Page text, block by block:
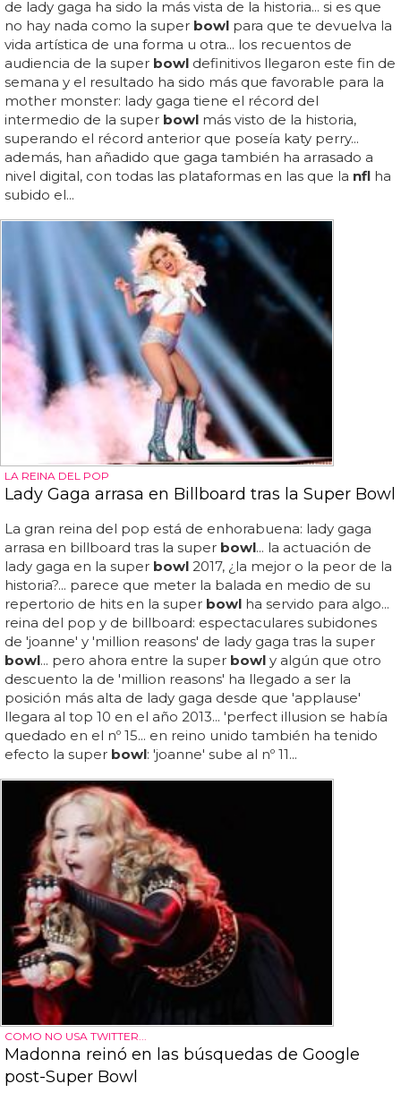
de lady gaga ha sido la más vista de la historia... si es que
no hay nada como la super bowl para que te devuelva la
vida artística de una forma u otra... los recuentos de
audiencia de la super bowl definitivos llegaron este fin de
semana y el resultado ha sido más que favorable para la
mother monster: lady gaga tiene el récord del
intermedio de la super bowl más visto de la historia,
superando el récord anterior que poseía katy perry...
además, han añadido que gaga también ha arrasado a
nivel digital, con todas las plataformas en las que la nfl ha
subido el...
LA REINA DEL POP
Lady Gaga arrasa en Billboard tras la Super Bowl
La gran reina del pop está de enhorabuena: lady gaga
arrasa en billboard tras la super bowl... la actuación de
lady gaga en la super bowl 2017, ¿la mejor o la peor de la
historia?... parece que meter la balada en medio de su
repertorio de hits en la super bowl ha servido para algo...
reina del pop y de billboard: espectaculares subidones
de 'joanne' y 'million reasons' de lady gaga tras la super
bowl... pero ahora entre la super bowl y algún que otro
descuento la de 'million reasons' ha llegado a ser la
posición más alta de lady gaga desde que 'applause'
llegara al top 10 en el año 2013... 'perfect illusion se había
quedado en el nº 15... en reino unido también ha tenido
efecto la super bowl: 'joanne' sube al nº 11...
COMO NO USA TWITTER...
Madonna reinó en las búsquedas de Google
post-Super Bowl